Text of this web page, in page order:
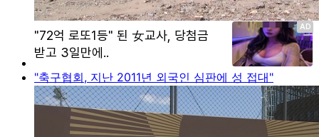
"축구협회, 지난 2011년 외국인 심판에 성 접대"